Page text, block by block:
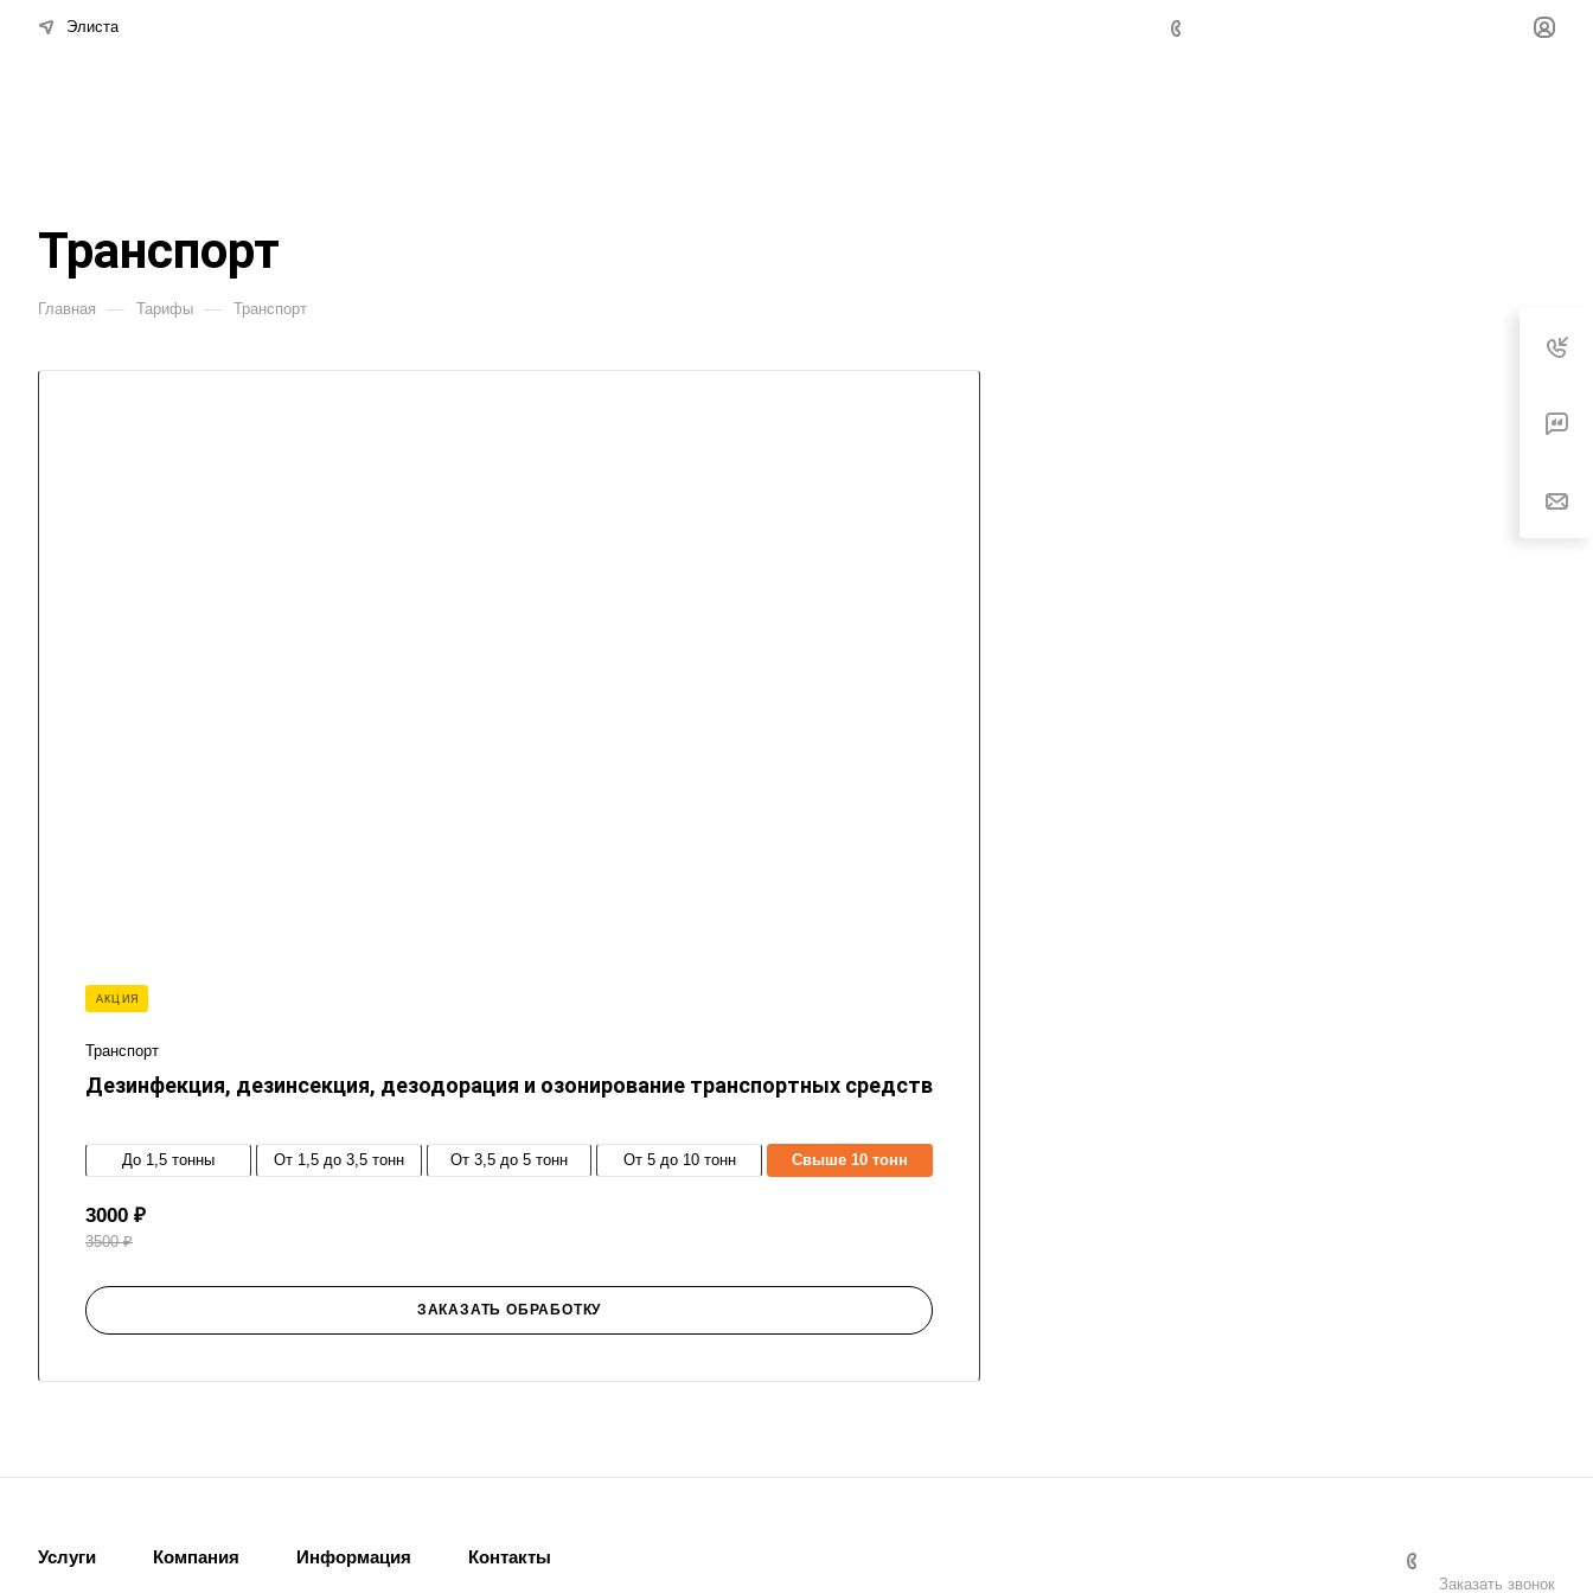
Элиста
Транспорт
Главная — Тарифы — Транспорт
АКЦИЯ
Транспорт
Дезинфекция, дезинсекция, дезодорация и озонирование транспортных средств
До 1,5 тонны от 1,5 до 3,5 тонн от 3,5 до 5 тонн от 5 до 10 тонн Свыше 10 тонн
3000 ₽
3500 ₽
ЗАКАЗАТЬ ОБРАБОТКУ
Услуги Компания Информация Контакты
Заказать звонок